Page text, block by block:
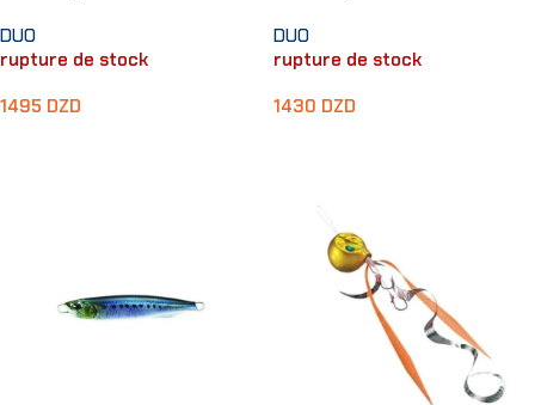
DUO
rupture de stock
1495 DZD
DUO
rupture de stock
1430 DZD